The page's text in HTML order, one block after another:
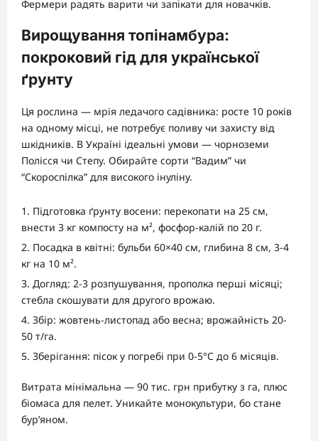
Фермери радять варити чи запікати для новачків.
Вирощування топінамбура:
покроковий гід для української
ґрунту
Ця рослина — мрія ледачого садівника: росте 10 років
на одному місці, не потребує поливу чи захисту від
шкідників. В Україні ідеальні умови — чорноземи
Полісся чи Степу. Обирайте сорти “Вадим” чи
“Скороспілка” для високого інуліну.
Підготовка ґрунту восени: перекопати на 25 см,
внести 3 кг компосту на м², фосфор-калій по 20 г.
Посадка в квітні: бульби 60×40 см, глибина 8 см, 3-4
кг на 10 м².
Догляд: 2-3 розпушування, прополка перші місяці;
стебла скошувати для другого врожаю.
Збір: жовтень-листопад або весна; врожайність 20-
50 т/га.
Зберігання: пісок у погребі при 0-5°C до 6 місяців.
Витрата мінімальна — 90 тис. грн прибутку з га, плюс
біомаса для пелет. Уникайте монокультури, бо стане
бур’яном.